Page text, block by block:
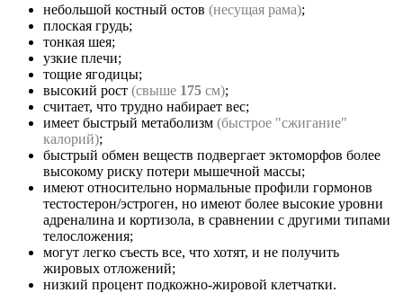
небольшой костный остов (несущая рама);
плоская грудь;
тонкая шея;
узкие плечи;
тощие ягодицы;
высокий рост (свыше 175 см);
считает, что трудно набирает вес;
имеет быстрый метаболизм (быстрое "сжигание"
калорий);
быстрый обмен веществ подвергает эктоморфов более
высокому риску потери мышечной массы;
имеют относительно нормальные профили гормонов
тестостерон/эстроген, но имеют более высокие уровни
адреналина и кортизола, в сравнении с другими типами
телосложения;
могут легко съесть все, что хотят, и не получить
жировых отложений;
низкий процент подкожно-жировой клетчатки.